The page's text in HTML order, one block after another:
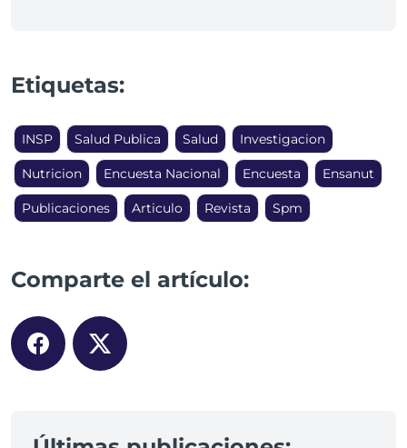
Etiquetas:
INSP Salud Publica Salud Investigacion
Nutricion Encuesta Nacional Encuesta Ensanut
Publicaciones Articulo Revista Spm
Comparte el artículo: